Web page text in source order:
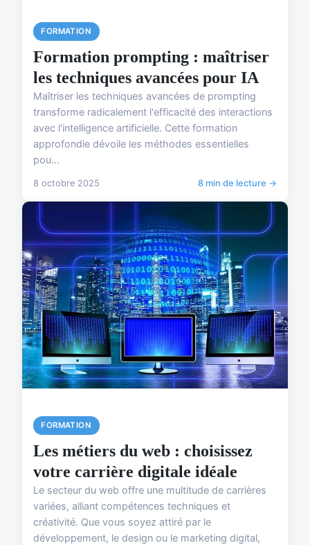
FORMATION
Formation prompting : maîtriser
les techniques avancées pour IA
Maîtriser les techniques avancées de prompting
transforme radicalement l'efficacité des interactions
avec l'intelligence artificielle. Cette formation
approfondie dévoile les méthodes essentielles
pou...
8 octobre 2025 8 min de lecture →
FORMATION
Les métiers du web : choisissez
votre carrière digitale idéale
Le secteur du web offre une multitude de carrières
variées, alliant compétences techniques et
créativité. Que vous soyez attiré par le
développement, le design ou le marketing digital,